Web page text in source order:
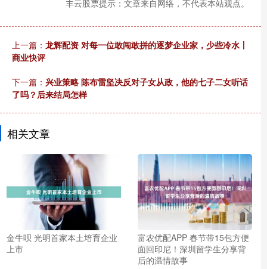
丰云股票提示：文章来自网络，不代表本站观点。
上一篇： 龙辉配资 对每一位敢闯敢拼的逐梦企业家，少些冷水丨
商业快评
下一篇： 兴业策略 陈布雷坚决反对子女从政，他的七子二女听话
了吗？后来结局怎样
相关文章
金牛呗 光明首家本土培育企业
上市
富农优配APP 春节带15包方便
面回印尼！深圳留学生分享背
后的温情故事